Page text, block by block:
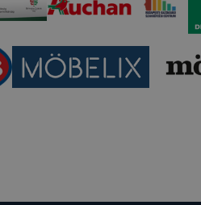
és folyamatainak
megakadályozása
nem lesznek képesek
honlap a tervezettől eltérően